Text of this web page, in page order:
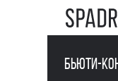
Бьюти-